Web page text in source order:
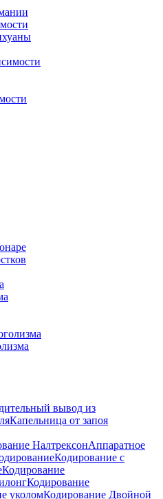
вывод из
Капельница от запоя
НалтрексонАппаратное
Кодирование с
Кодирование
Кодирование
уколомКодирование Двойной